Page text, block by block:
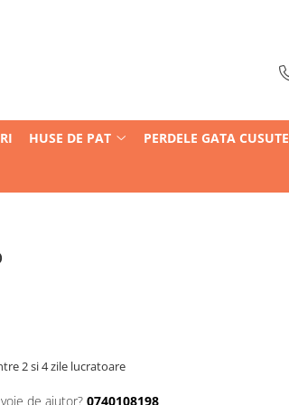
HUSE DE PAT PERDELE GATA CUSUTE
2 si 4 zile lucratoare
de ajutor? 0740108198